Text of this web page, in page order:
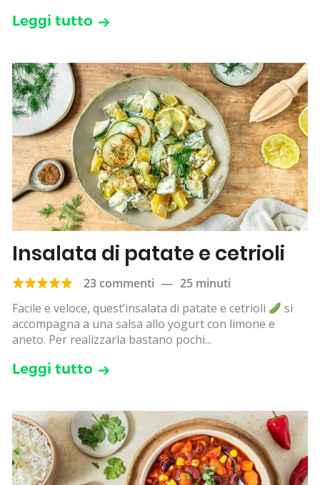
Leggi tutto
Insalata di patate e cetrioli
23 commenti — 25 minuti
Facile e veloce, quest’insalata di patate e cetrioli
si
accompagna a una salsa allo yogurt con limone e
aneto. Per realizzarla bastano pochi...
Leggi tutto